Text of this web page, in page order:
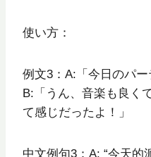
使い方：
例文3：A:「今日のパー
B:「うん、音楽も良く
て感じだったよ！」
中文例句3：A: “今天的